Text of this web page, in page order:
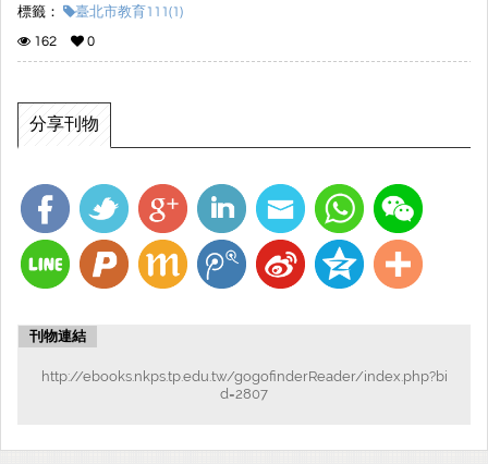
標籤：
臺北市教育111(1)
162
0
分享刊物
刊物連結
http://ebooks.nkps.tp.edu.tw/gogofinderReader/index.php?bi
d=2807